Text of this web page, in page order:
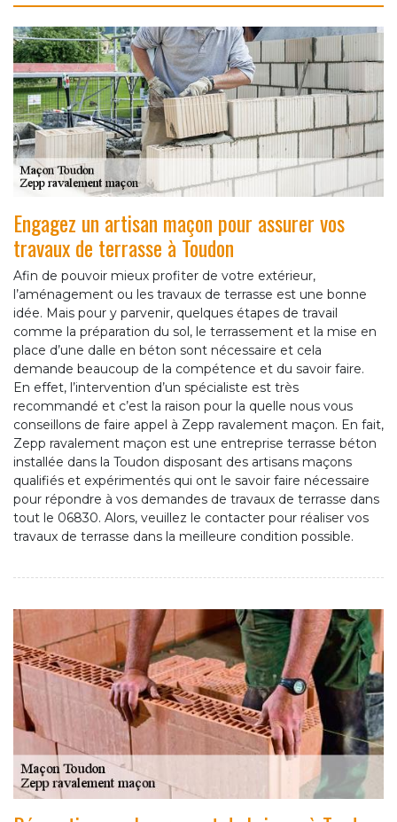
Engagez un artisan maçon pour assurer vos
travaux de terrasse à Toudon
Afin de pouvoir mieux profiter de votre extérieur,
l’aménagement ou les travaux de terrasse est une bonne
idée. Mais pour y parvenir, quelques étapes de travail
comme la préparation du sol, le terrassement et la mise en
place d’une dalle en béton sont nécessaire et cela
demande beaucoup de la compétence et du savoir faire.
En effet, l’intervention d’un spécialiste est très
recommandé et c’est la raison pour la quelle nous vous
conseillons de faire appel à Zepp ravalement maçon. En fait,
Zepp ravalement maçon est une entreprise terrasse béton
installée dans la Toudon disposant des artisans maçons
qualifiés et expérimentés qui ont le savoir faire nécessaire
pour répondre à vos demandes de travaux de terrasse dans
tout le 06830. Alors, veuillez le contacter pour réaliser vos
travaux de terrasse dans la meilleure condition possible.